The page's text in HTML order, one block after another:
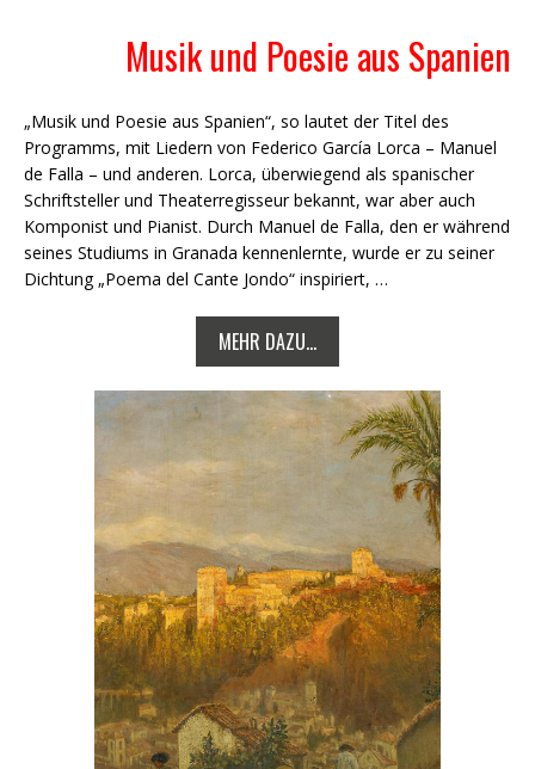
Musik und Poesie aus Spanien
„Musik und Poesie aus Spanien“, so lautet der Titel des
Programms, mit Liedern von Federico García Lorca – Manuel
de Falla – und anderen. Lorca, überwiegend als spanischer
Schriftsteller und Theaterregisseur bekannt, war aber auch
Komponist und Pianist. Durch Manuel de Falla, den er während
seines Studiums in Granada kennenlernte, wurde er zu seiner
Dichtung „Poema del Cante Jondo“ inspiriert, …
MEHR DAZU...